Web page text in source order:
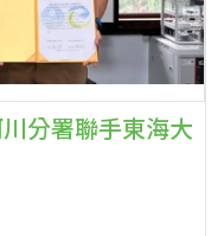
分署聯手東海大